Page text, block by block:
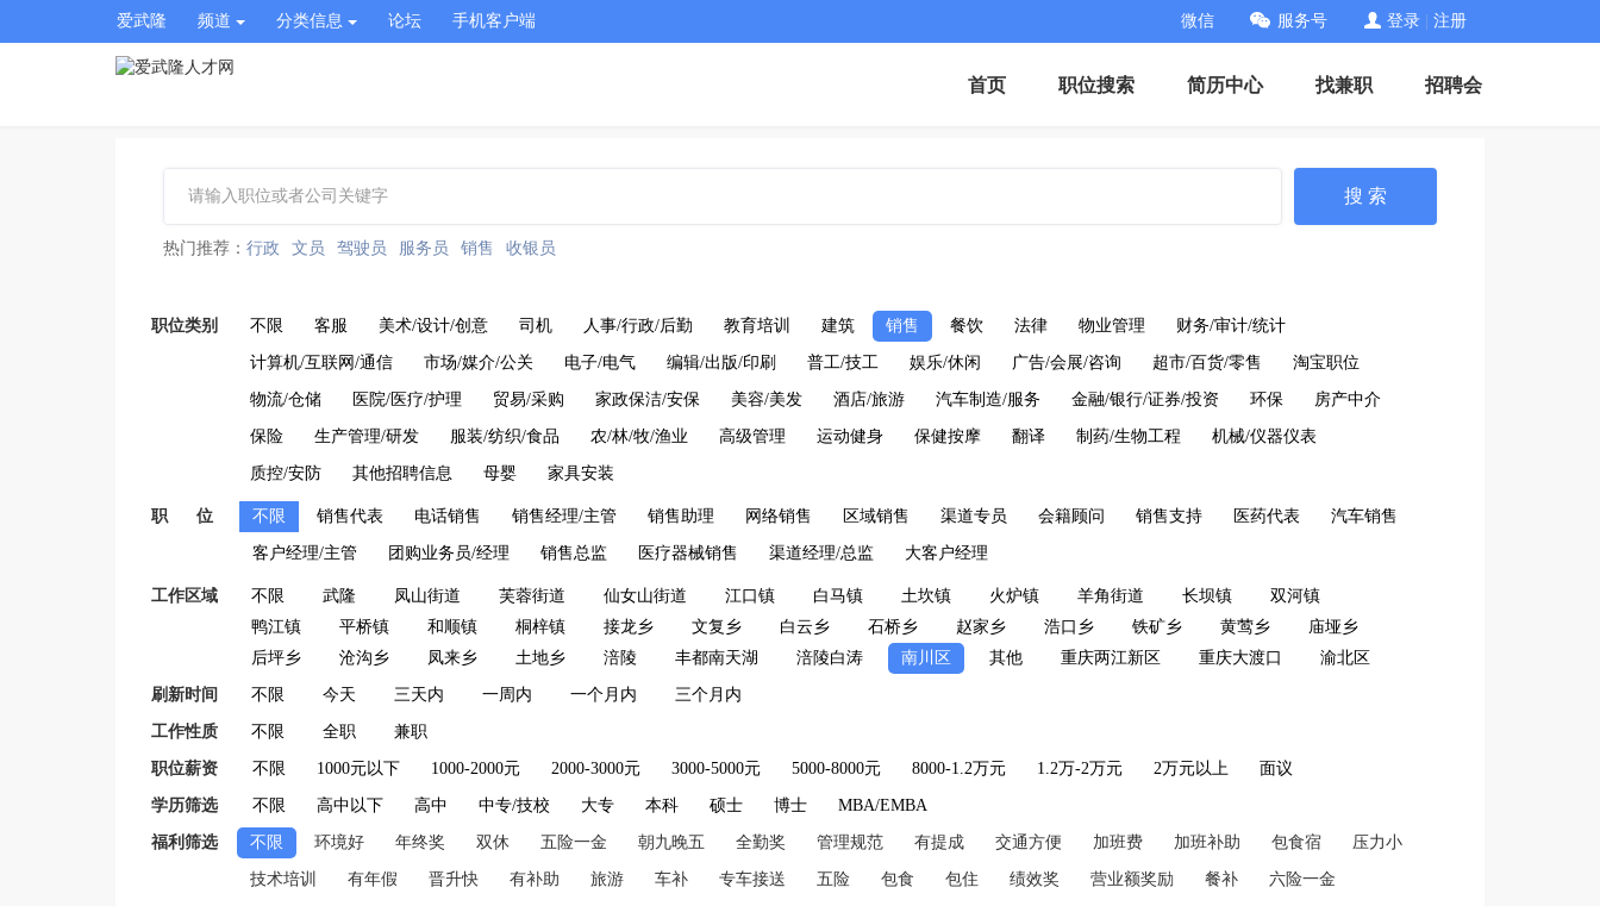
爱武隆 频道 分类信息 论坛 手机客户端 微信 服务号 登录 注册
首页 职位搜索 简历中心 找兼职 招聘会
搜 索
热门推荐： 行政 文员 驾驶员 服务员 销售 收银员
职位类别 不限 客服 美术/设计/创意 司机 人事/行政/后勤 教育培训 建筑 销售 餐饮 法律 物业管理 财务/审计/统计
计算机/互联网/通信 市场/媒介/公关 电子/电气 编辑/出版/印刷 普工/技工 娱乐/休闲 广告/会展/咨询 超市/百货/零售 淘宝职位
物流/仓储 医院/医疗/护理 贸易/采购 家政保洁/安保 美容/美发 酒店/旅游 汽车制造/服务 金融/银行/证券/投资 环保 房产中介
保险 生产管理/研发 服装/纺织/食品 农/林/牧/渔业 高级管理 运动健身 保健按摩 翻译 制药/生物工程 机械/仪器仪表
质控/安防 其他招聘信息 母婴 家具安装
职 位 不限 销售代表 电话销售 销售经理/主管 销售助理 网络销售 区域销售 渠道专员 会籍顾问 销售支持 医药代表 汽车销售
客户经理/主管 团购业务员/经理 销售总监 医疗器械销售 渠道经理/总监 大客户经理
工作区域 不限 武隆 凤山街道 芙蓉街道 仙女山街道 江口镇 白马镇 土坎镇 火炉镇 羊角街道 长坝镇
双河镇
鸭江镇
平桥镇 和顺镇 桐梓镇 接龙乡 文复乡 白云乡 石桥乡 赵家乡 浩口乡 铁矿乡 黄莺乡
庙垭乡
后坪乡
沧沟乡 凤来乡 土地乡 涪陵 丰都南天湖 涪陵白涛 南川区 其他 重庆两江新区 重庆大渡口 渝北区
刷新时间 不限 今天 三天内 一周内 一个月内 三个月内
工作性质 不限 全职 兼职
职位薪资 不限 1000元以下 1000-2000元 2000-3000元 3000-5000元 5000-8000元 8000-1.2万元 1.2万-2万元 2万元以上 面议
学历筛选 不限 高中以下 高中 中专/技校 大专 本科 硕士 博士 MBA/EMBA
福利筛选 不限 环境好 年终奖 双休 五险一金 朝九晚五 全勤奖 管理规范 有提成 交通方便 加班费 加班补助 包食宿 压力小
技术培训 有年假 晋升快 有补助 旅游 车补 专车接送 五险 包食 包住 绩效奖 营业额奖励 餐补 六险一金